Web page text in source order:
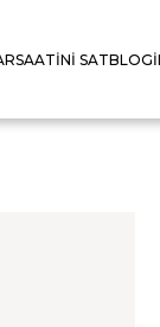
SAATINI SATBLOG